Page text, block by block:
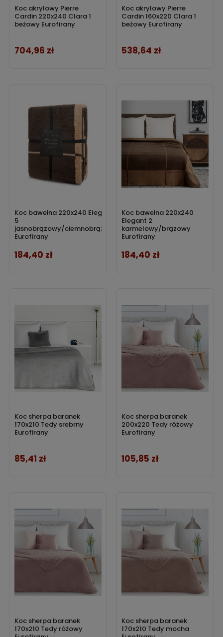
Koc akrylowy Pierre
Cardin 220x240 Clara 1
beżowy Eurofirany
Cena
704,96 zł
Koc akrylowy Pierre
Cardin 160x220 Clara 1
beżowy Eurofirany
Cena
538,64 zł
Koc bawełna 220x240 Elegant
5
jasnobrązowy/ciemnobrązowy
Eurofirany
Cena
184,40 zł
Koc bawełna 220x240
Elegant 2
karmelowy/brązowy
Eurofirany
Cena
184,40 zł
Koc sherpa baranek
170x210 Tedy srebrny
Eurofirany
Cena
85,41 zł
Koc sherpa baranek
200x220 Tedy różowy
Eurofirany
Cena
105,85 zł
Koc sherpa baranek
170x210 Tedy różowy
Koc sherpa baranek
170x210 Tedy mocha